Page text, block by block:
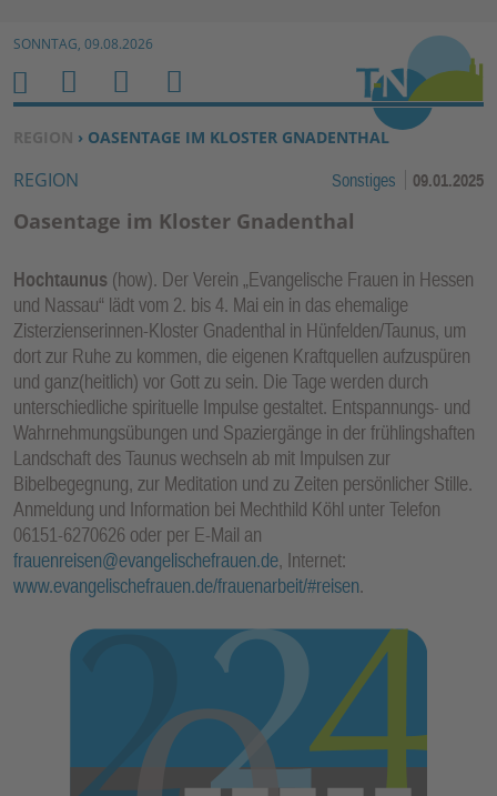
Zum Inhalt springen ↓
SONNTAG, 09.08.2026
SIE BEFINDEN SICH HIER:
REGION › OASENTAGE IM KLOSTER GNADENTHAL
REGION Sonstiges 09.01.2025
Oasentage im Kloster Gnadenthal
Hochtaunus (how). Der Verein „Evangelische Frauen in Hessen
und Nassau“ lädt vom 2. bis 4. Mai ein in das ehemalige
Zisterzienserinnen-Kloster Gnadenthal in Hünfelden/Taunus, um
dort zur Ruhe zu kommen, die eigenen Kraftquellen aufzuspüren
und ganz(heitlich) vor Gott zu sein. Die Tage werden durch
unterschiedliche spirituelle Impulse gestaltet. Entspannungs- und
Wahrnehmungsübungen und Spaziergänge in der frühlingshaften
Landschaft des Taunus wechseln ab mit Impulsen zur
Bibelbegegnung, zur Meditation und zu Zeiten persönlicher Stille.
Anmeldung und Information bei Mechthild Köhl unter Telefon
06151-6270626 oder per E-Mail an
frauenreisen@evangelischefrauen.de, Internet:
www.evangelischefrauen.de/frauenarbeit/#reisen.
H
O
M
E
M
E
N
U
S
U
E
B
E
T
E
R
F
U
N
K
TI
O
N
E
N